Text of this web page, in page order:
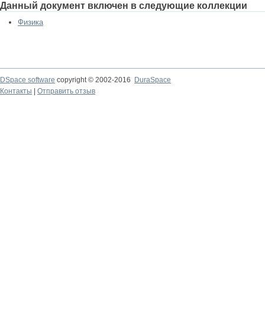
Данный документ включен в следующие коллекции
Физика
DSpace software copyright © 2002-2016
DuraSpace
Контакты
Отправить отзыв